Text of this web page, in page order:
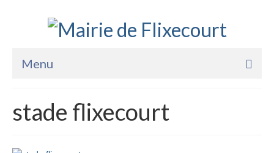
Menu
La Mairie
stade flixecourt